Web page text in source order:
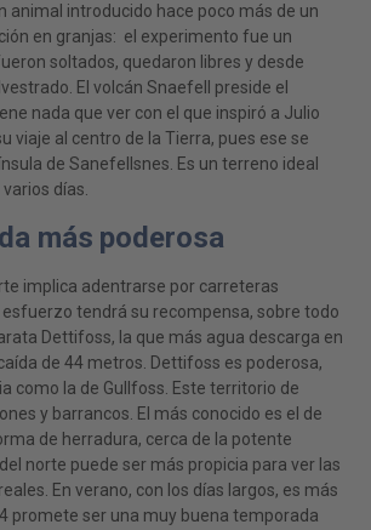
animal introducido hace poco más de un
en granjas: el experimento fue un
soltados, quedaron libres y desde
El volcán Snaefell preside el
nada que ver con el que inspiró a Julio
viaje al centro de la Tierra, pues ese se
de Sanefellsnes. Es un terreno ideal
días.
más poderosa
implica adentrarse por carreteras
tendrá su recompensa, sobre todo
Dettifoss, la que más agua descarga en
de 44 metros. Dettifoss es poderosa,
como la de Gullfoss. Este territorio de
y barrancos. El más conocido es el de
de herradura, cerca de la potente
norte puede ser más propicia para ver las
En verano, con los días largos, es más
promete ser una muy buena temporada